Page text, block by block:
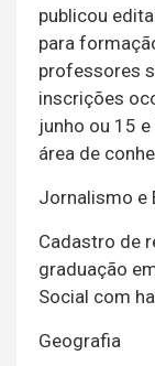
publicou
para
professores
inscrições
junho ou 15
área de
Jornalismo e
Cadastro de
graduação
Social com
Geografia